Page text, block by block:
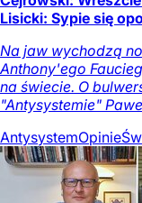
Lisicki: Sypie się
Na jaw wychodzą
Anthony'ego
na świecie. O
"Antysystemie"
AntysystemOpinie